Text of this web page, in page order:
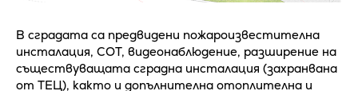
В сградата са предвидени пожароизвестителна
инсталация, СОТ, видеонаблюдение, разширение на
съществуващата сградна инсталация (захранвана
от ТЕЦ), както и допълнителна отоплителна и